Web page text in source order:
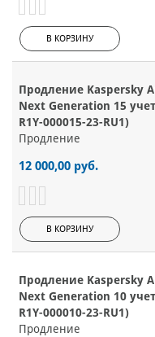
В КОРЗИНУ
Продление Kaspersky
Next Generation 15
R1Y-000015-23-RU1)
Продление
12 000,00 руб.
В КОРЗИНУ
Продление Kaspersky
Next Generation 10
R1Y-000010-23-RU1)
Продление